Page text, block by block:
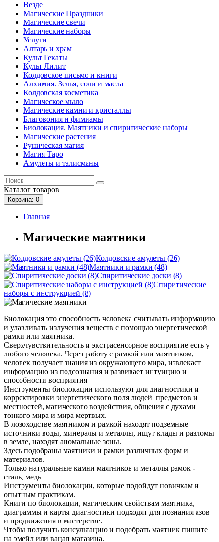
Везде
Магические Праздники
Магические свечи
Магические наборы
Услуги
Алтарь и храм
Культ Гекаты
Культ Лилит
Колдовское письмо и книги
Алхимия. Зелья, соли и масла
Колдовская косметика
Магическое мыло
Магические камни и кристаллы
Благовония и фимиамы
Биолокация. Маятники и спиритические наборы
Магические растения
Руническая магия
Магия Таро
Амулеты и талисманы
Каталог товаров
Корзина: 0
Главная
Магические маятники
Колдовские амулеты (26)
Маятники и рамки (48)
Спиритические доски (8)
Спиритические
наборы с инструкцией (8)
Биолокация это способность человека считывать информацию
и улавливать излучения веществ с помощью энергетической
рамки или маятника.
Сверхчувствительность и экстрасенсорное восприятие есть у
любого человека. Через работу с рамкой или маятником,
человек получает знания из окружающего мира, извлекает
информацию из подсознания и развивает интуицию и
способности восприятия.
Инструменты биолокации используют для диагностики и
корректировки энергетического поля людей, предметов и
местностей, магического воздействия, общения с духами
тонкого мира и мира мертвых.
В лозоходстве маятником и рамкой находят подземные
источники воды, минералы и металлы, ищут клады и разломы
в земле, находят аномальные зоны.
Здесь подобраны маятники и рамки различных форм и
материалов.
Только натуральные камни маятников и металлы рамок -
сталь, медь.
Инструменты биолокации, которые подойдут новичкам и
опытным практикам.
Книги по биолокации, магическим свойствам маятника,
диаграммы и карты диагностики подходят для познания азов
и продвижения в мастерстве.
Чтобы получить консультацию и подобрать маятник пишите
на эмейл или вацап магазина.